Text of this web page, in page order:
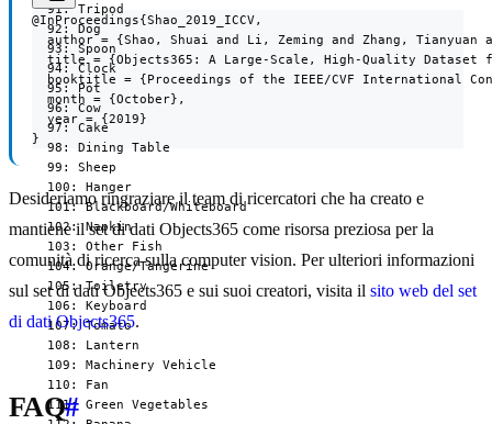
  91: Tripod
  92: Dog
  93: Spoon
  94: Clock
  95: Pot
  96: Cow
  97: Cake
  98: Dining Table
  99: Sheep
  100: Hanger
  101: Blackboard/Whiteboard
  102: Napkin
  103: Other Fish
  104: Orange/Tangerine
  105: Toiletry
  106: Keyboard
  107: Tomato
  108: Lantern
  109: Machinery Vehicle
  110: Fan
  111: Green Vegetables
@InProceedings{Shao_2019_ICCV,
author = {Shao, Shuai and Li, Zeming and Zhang, Tianyuan
title = {Objects365: A Large-Scale, High-Quality Dataset
booktitle = {Proceedings of the IEEE/CVF International
  month = {October},
  year = {2019}
}
Desideriamo ringraziare il team di ricercatori che ha creato e
mantiene il set di dati Objects365 come risorsa preziosa per la
comunità di ricerca sulla computer vision. Per ulteriori informazioni
sul set di dati Objects365 e sui suoi creatori, visita il sito web del set
di dati Objects365.
FAQ#